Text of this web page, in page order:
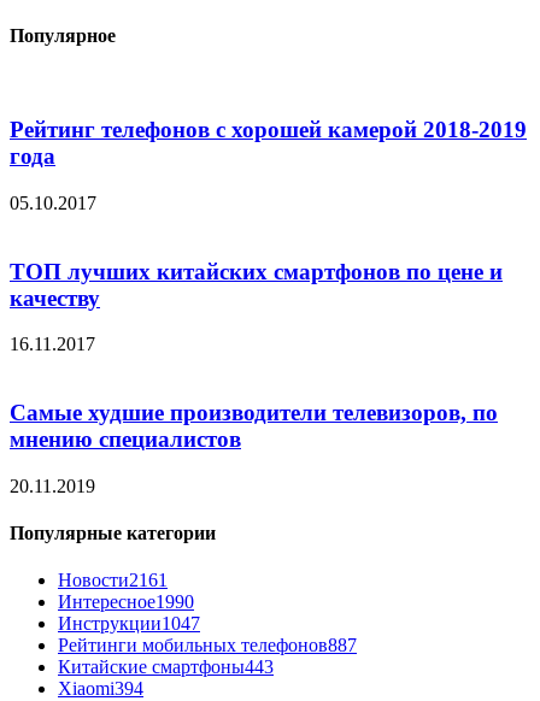
Популярное
Рейтинг телефонов с хорошей камерой 2018-2019
года
05.10.2017
ТОП лучших китайских смартфонов по цене и
качеству
16.11.2017
Самые худшие производители телевизоров, по
мнению специалистов
20.11.2019
Популярные категории
Новости2161
Интересное1990
Инструкции1047
Рейтинги мобильных телефонов887
Китайские смартфоны443
Xiaomi394